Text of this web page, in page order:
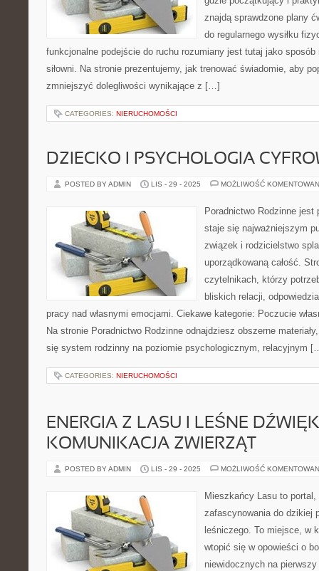
znajdą sprawdzone plany
do regularnego wysiłku
funkcjonalne podejście do ruchu rozumiany jest tutaj jako
siłowni. Na stronie prezentujemy, jak trenować świadomie, aby
zmniejszyć dolegliwości wynikające z […]
CATEGORIES: NIERUCHOMOŚCI
DZIECKO I PSYCHOLOGIA
POSTED BY ADMIN LIS - 29 - 2025 MOŻLIWOŚĆ
Poradnictwo Rodzinne
staje się najważniejszym
związek i rodzicielstwo
uporządkowaną całość.
czytelnikach, którzy
bliskich relacji,
pracy nad własnymi emocjami. Ciekawe kategorie: Poczucie
Na stronie Poradnictwo Rodzinne odnajdziesz obszerne
się system rodzinny na poziomie psychologicznym, relacyjnym
CATEGORIES: NIERUCHOMOŚCI
ENERGIA Z LASU I LEŚNE
KOMUNIKACJA ZWIERZĄT
POSTED BY ADMIN LIS - 29 - 2025 MOŻLIWOŚĆ
Mieszkańcy Lasu to portal,
zafascynowania do dzikiej
leśniczego. To miejsce, w
wtopić się w opowieści o
niewidocznych na